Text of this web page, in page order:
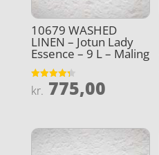
10679 WASHED
LINEN – Jotun Lady
Essence – 9 L – Maling
Vurderet
4.3
kr. 775,00